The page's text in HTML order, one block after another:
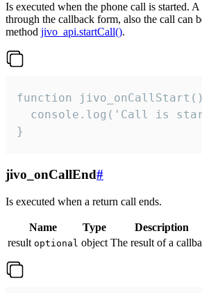
Is executed when the phone call is started.
through the callback form, also the call can
method jivo_api.startCall().
function
console.log('Call is
}
jivo_onCallEnd#
Is executed when a return call ends.
Name Type
Description
result optional object The result of a